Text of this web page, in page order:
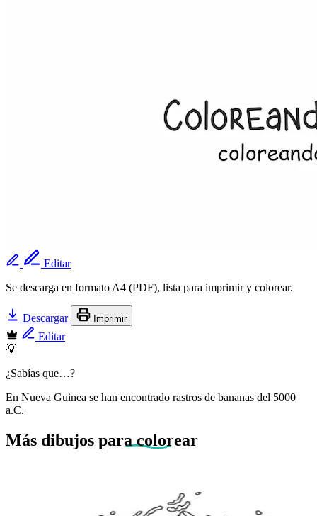
Editar
Se descarga en formato A4 (PDF), lista para imprimir y colorear.
Descargar Imprimir
Editar
💡
¿Sabías que…?
En Nueva Guinea se han encontrado rastros de bananas del 5000
a.C.
Más dibujos para colorear